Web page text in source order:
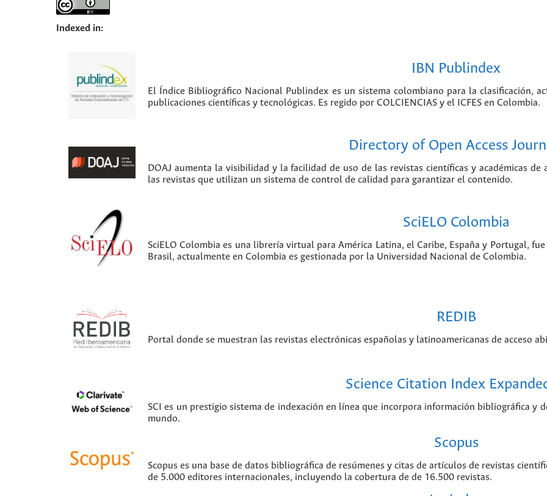
Indexed in:
IBN Publindex
El Índice Bibliográfico Nacional Publindex es un sistema colombiano para la clasificación,
publicaciones científicas y tecnológicas. Es regido por COLCIENCIAS y el ICFES en Colombia.
Directory of Open Access
DOAJ aumenta la visibilidad y la facilidad de uso de las revistas científicas y académicas
las revistas que utilizan un sistema de control de calidad para garantizar el contenido.
SciELO Colombia
SciELO Colombia es una librería virtual para América Latina, el Caribe, España y Portugal,
Brasil, actualmente en Colombia es gestionada por la Universidad Nacional de Colombia.
REDIB
Portal donde se muestran las revistas electrónicas españolas y latinoamericanas de acceso
Science Citation Index
SCI es un prestigio sistema de indexación en línea que incorpora información bibliográfica y
mundo.
Scopus
Scopus es una base de datos bibliográfica de resúmenes y citas de artículos de revistas
de 5.000 editores internacionales, incluyendo la cobertura de de 16.500 revistas.